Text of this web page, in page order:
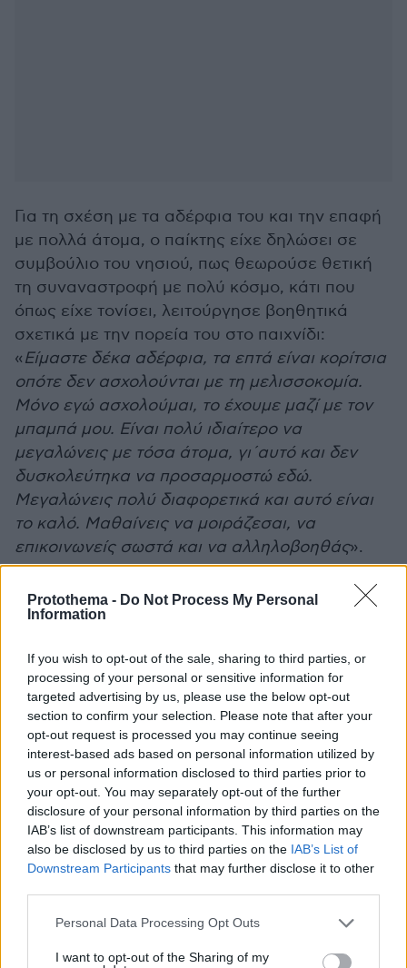
Protothema - Do Not Process My Personal
Information
If you wish to opt-out of the sale, sharing to third parties, or
processing of your personal or sensitive information for
targeted advertising by us, please use the below opt-out
section to confirm your selection. Please note that after your
opt-out request is processed you may continue seeing
interest-based ads based on personal information utilized by
us or personal information disclosed to third parties prior to
your opt-out. You may separately opt-out of the further
disclosure of your personal information by third parties on the
IAB’s list of downstream participants. This information may
also be disclosed by us to third parties on the IAB’s List of
Downstream Participants that may further disclose it to other
Please note that this website/app uses one or more Google
not limited to your visit or usage behaviour. You may click to
Personal Data Processing Opt Outs
I want to opt-out of the Sharing of my
Για τη σχέση με τα αδέρφια του και την επαφή
με πολλά άτομα, ο παίκτης είχε δηλώσει σε
συμβούλιο του νησιού, πως θεωρούσε θετική
τη συναναστροφή με πολύ κόσμο, κάτι που
όπως είχε τονίσει, λειτούργησε βοηθητικά
σχετικά με την πορεία του στο παιχνίδι:
«Είμαστε δέκα αδέρφια, τα επτά είναι κορίτσια
οπότε δεν ασχολούνται με τη μελισσοκομία.
Μόνο εγώ ασχολούμαι, το έχουμε μαζί με τον
μπαμπά μου. Είναι πολύ ιδιαίτερο να
μεγαλώνεις με τόσα άτομα, γι΄αυτό και δεν
δυσκολεύτηκα να προσαρμοστώ εδώ.
Μεγαλώνεις πολύ διαφορετικά και αυτό είναι
το καλό. Μαθαίνεις να μοιράζεσαι, να
επικοινωνείς σωστά και να αλληλοβοηθάς».
Το χρονικό του ατυχήματος
Αρχικά, η είδηση για τον σοβαρό τραυματισμό
έγινε γνωστή μέσωανακοίνωσης που εξέδωσε
ο ΣΚΑΪτο βράδυ της Δευτέρας 11 Μαΐου,
κάνοντας γνωστό ότι αναστέλλεται η προβολή
του προγράμματος. Σε συνέχεια, η εταιρεία
με τη σειρά της σε ανακοίνωση,